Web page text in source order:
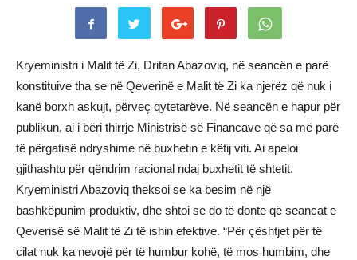
Kryeministri i Malit të Zi, Dritan Abazoviq, në seancën e parë
konstituive tha se në Qeverinë e Malit të Zi ka njerëz që nuk i
kanë borxh askujt, përveç qytetarëve. Në seancën e hapur për
publikun, ai i bëri thirrje Ministrisë së Financave që sa më parë
të përgatisë ndryshime në buxhetin e këtij viti. Ai apeloi
gjithashtu për qëndrim racional ndaj buxhetit të shtetit.
Kryeministri Abazoviq theksoi se ka besim në një
bashkëpunim produktiv, dhe shtoi se do të donte që seancat e
Qeverisë së Malit të Zi të ishin efektive. “Për çështjet për të
cilat nuk ka nevojë për të humbur kohë, të mos humbim, dhe